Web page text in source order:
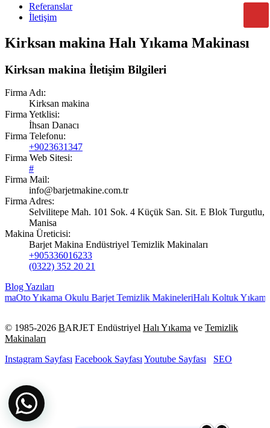
Referanslar
İletişim
Kirksan makina Halı Yıkama Makinası
Kirksan makina İletişim Bilgileri
Firma Adı:
Kirksan makina
Firma Yetklisi:
İhsan Danacı
Firma Telefonu:
+9023631347
Firma Web Sitesi:
#
Firma Mail:
info@barjetmakine.com.tr
Firma Adres:
Selvilitepe Mah. 101 Sok. 4 Küçük San. Sit. E Blok Turgutlu,
Manisa
Makina Üreticisi:
Barjet Makina Endüstriyel Temizlik Makinaları
+905336016233
(0322) 352 20 21
Blog Yazıları
Oto Yıkama Okulu Barjet Temizlik MakineleriHalı Koltuk Yıkama
© 1985-2026 BARJET Endüstriyel Halı Yıkama ve Temizlik
Makinaları
Instagram Sayfası Facebook SayfasıYoutube Sayfası SEO